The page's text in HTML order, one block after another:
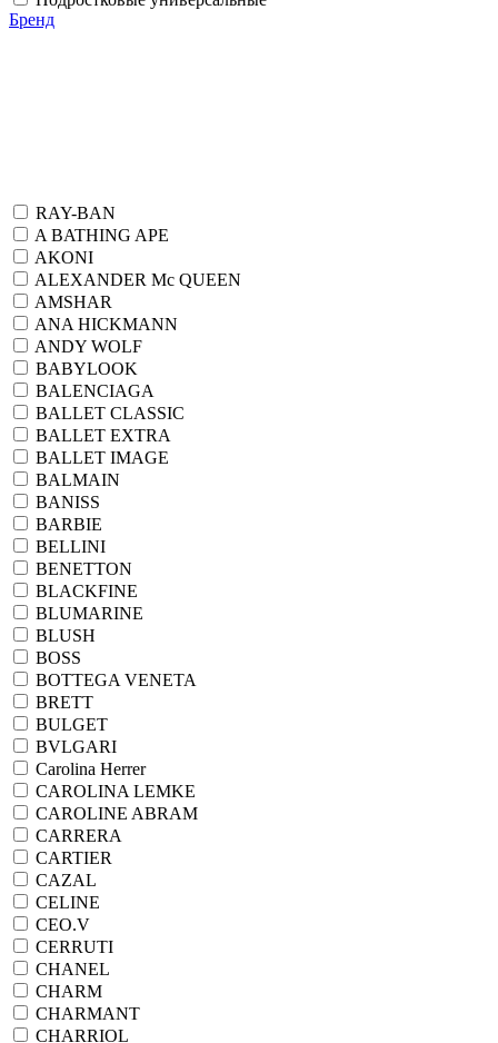
Бренд
RAY-BAN
A BATHING APE
AKONI
ALEXANDER Mc QUEEN
AMSHAR
ANA HICKMANN
ANDY WOLF
BABYLOOK
BALENCIAGA
BALLET CLASSIC
BALLET EXTRA
BALLET IMAGE
BALMAIN
BANISS
BARBIE
BELLINI
BENETTON
BLACKFINE
BLUMARINE
BLUSH
BOSS
BOTTEGA VENETA
BRETT
BULGET
BVLGARI
Carolina Herrer
CAROLINA LEMKE
CAROLINE ABRAM
CARRERA
CARTIER
CAZAL
CELINE
CEO.V
CERRUTI
CHANEL
CHARM
CHARMANT
CHARRIOL